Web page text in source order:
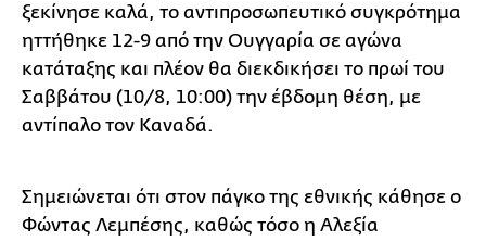
ξεκίνησε καλά, το αντιπροσωπευτικό συγκρότημα
ηττήθηκε 12-9 από την Ουγγαρία σε αγώνα
κατάταξης και πλέον θα διεκδικήσει το πρωί του
Σαββάτου (10/8, 10:00) την έβδομη θέση, με
αντίπαλο τον Καναδά.
Σημειώνεται ότι στον πάγκο της εθνικής κάθησε ο
Φώντας Λεμπέσης, καθώς τόσο η Αλεξία